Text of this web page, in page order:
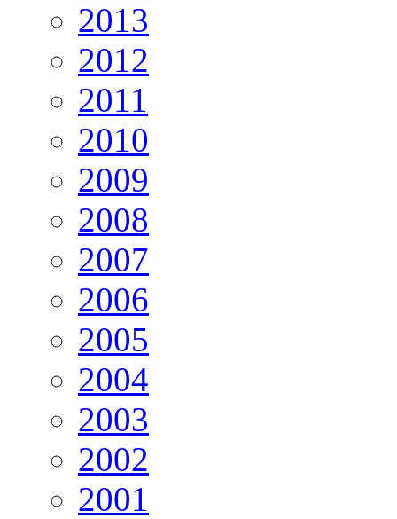
2013
2012
2011
2010
2009
2008
2007
2006
2005
2004
2003
2002
2001